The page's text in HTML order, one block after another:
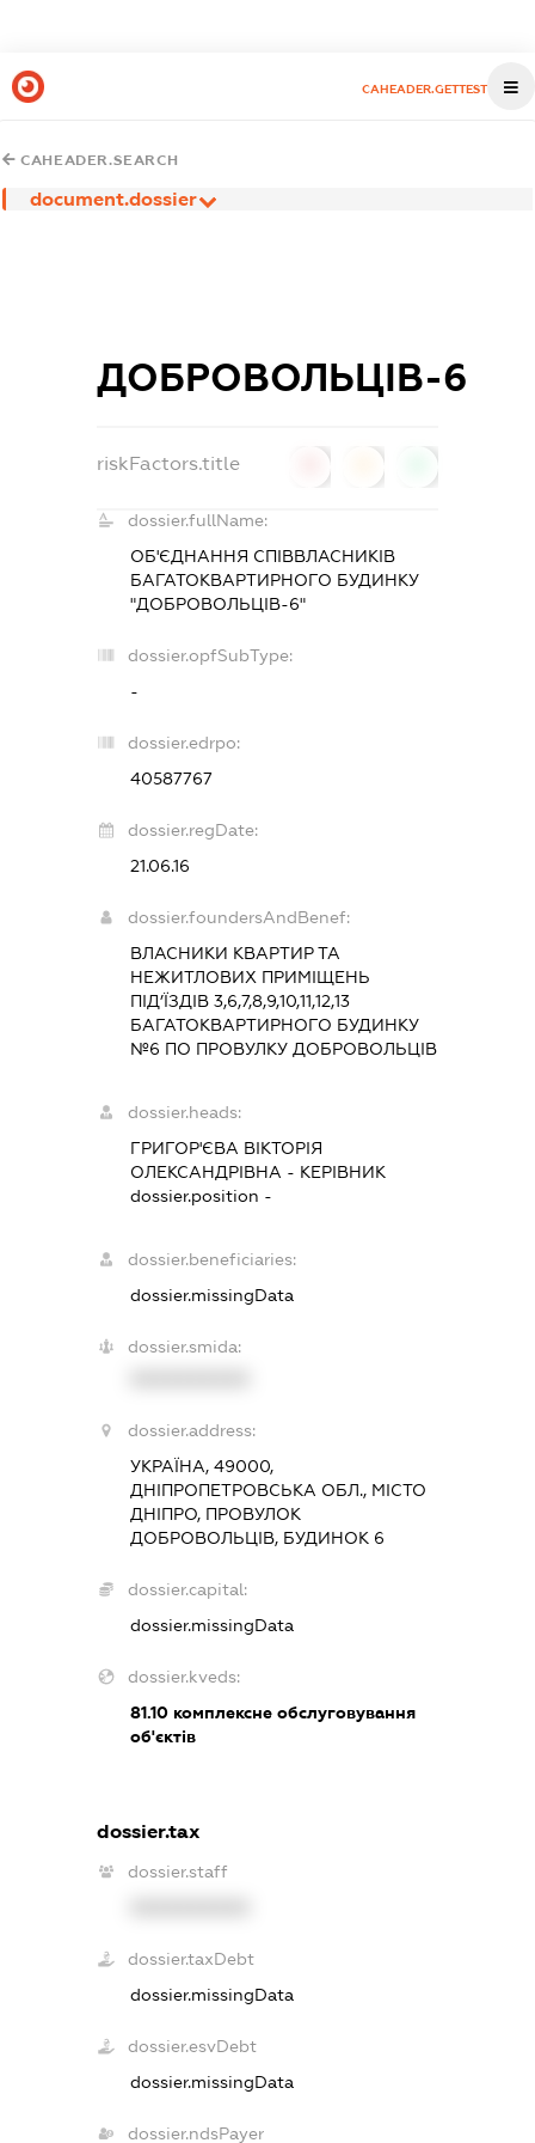
CAHEADER.GETTEST
CAHEADER.SEARCH
document.dossier
ДОБРОВОЛЬЦІВ-6
riskFactors.title
dossier.fullName:
ОБ'ЄДНАННЯ СПІВВЛАСНИКІВ
БАГАТОКВАРТИРНОГО БУДИНКУ
"ДОБРОВОЛЬЦІВ-6"
dossier.opfSubType:
-
dossier.edrpo:
40587767
dossier.regDate:
21.06.16
dossier.foundersAndBenef:
ВЛАСНИКИ КВАРТИР ТА
НЕЖИТЛОВИХ ПРИМІЩЕНЬ
ПІД’ЇЗДІВ 3,6,7,8,9,10,11,12,13
БАГАТОКВАРТИРНОГО БУДИНКУ
№6 ПО ПРОВУЛКУ ДОБРОВОЛЬЦІВ
dossier.heads:
ГРИГОР'ЄВА ВІКТОРІЯ
ОЛЕКСАНДРІВНА - КЕРІВНИК
dossier.position -
dossier.beneficiaries:
dossier.missingData
dossier.smida:
dossier.address:
УКРАЇНА, 49000,
ДНІПРОПЕТРОВСЬКА ОБЛ., МІСТО
ДНІПРО, ПРОВУЛОК
ДОБРОВОЛЬЦІВ, БУДИНОК 6
dossier.capital:
dossier.missingData
dossier.kveds:
81.10комплексне обслуговування
об'єктів
dossier.tax
dossier.staff
dossier.taxDebt
dossier.missingData
dossier.esvDebt
dossier.missingData
dossier.ndsPayer